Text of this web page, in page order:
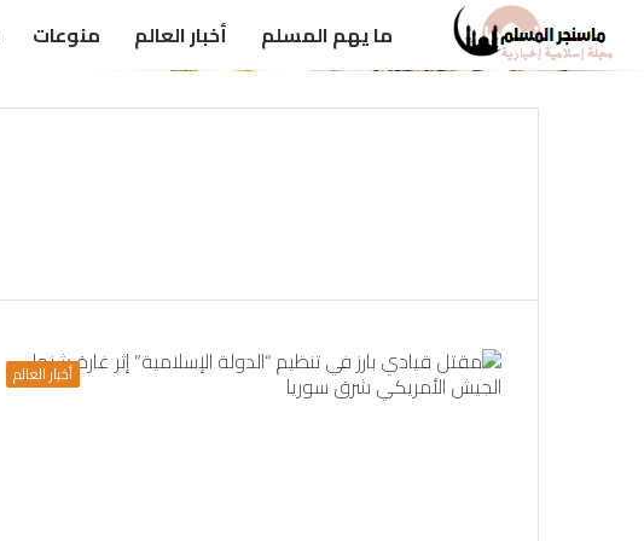
ما يهم المسلم أخبار العالم منوعات
أخبار العالم